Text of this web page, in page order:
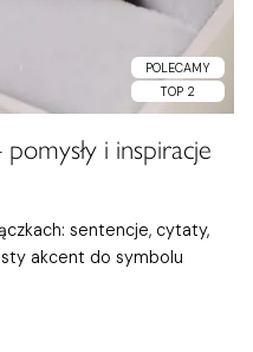
POLECAMY
TOP 2
i inspiracje
sentencje, cytaty,
akcent do symbolu